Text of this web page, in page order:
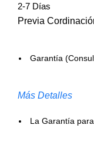
2-7 Días
Previa
Garantía
Más Detalles
La Garantía